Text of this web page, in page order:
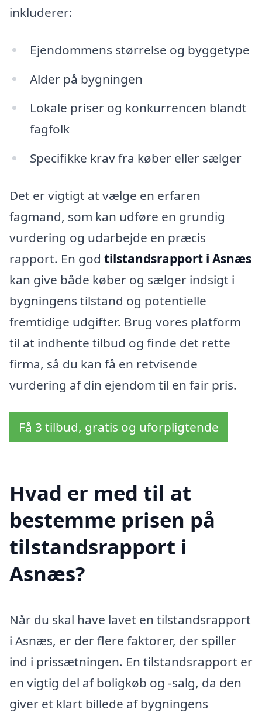
inkluderer:
Ejendommens størrelse og byggetype
Alder på bygningen
Lokale priser og konkurrencen blandt
fagfolk
Specifikke krav fra køber eller sælger
Det er vigtigt at vælge en erfaren
fagmand, som kan udføre en grundig
vurdering og udarbejde en præcis
rapport. En god tilstandsrapport i Asnæs
kan give både køber og sælger indsigt i
bygningens tilstand og potentielle
fremtidige udgifter. Brug vores platform
til at indhente tilbud og finde det rette
firma, så du kan få en retvisende
vurdering af din ejendom til en fair pris.
Få 3 tilbud, gratis og uforpligtende
Hvad er med til at
bestemme prisen på
tilstandsrapport i
Asnæs?
Når du skal have lavet en tilstandsrapport
i Asnæs, er der flere faktorer, der spiller
ind i prissætningen. En tilstandsrapport er
en vigtig del af boligkøb og -salg, da den
giver et klart billede af bygningens